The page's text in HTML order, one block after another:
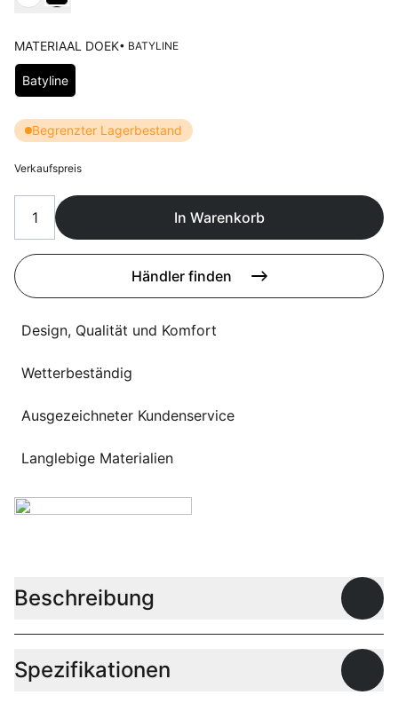
Sprachwahl
MATERIAAL DOEK• BATYLINE
Wählen Materiaal doek
Batyline
Begrenzter Lagerbestand
Verkaufspreis
In Warenkorb
Händler finden
Design, Qualität und Komfort
Wetterbeständig
Ausgezeichneter Kundenservice
Langlebige Materialien
Beschreibung
Spezifikationen